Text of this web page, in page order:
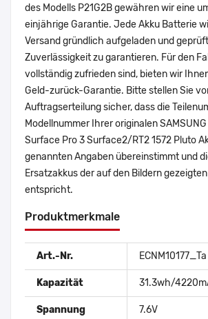
des Modells P21G2B gewähren wir eine
einjährige Garantie. Jede Akku Batterie
Versand gründlich aufgeladen und
Zuverlässigkeit zu garantieren. Für den
vollständig zufrieden sind, bieten wir
Geld-zurück-Garantie. Bitte stellen Sie
Auftragserteilung sicher, dass die
Modellnummer Ihrer originalen
Surface Pro 3 Surface2/RT2 1572 Pluto
genannten Angaben übereinstimmt und
Ersatzakkus der auf den Bildern
entspricht.
Produktmerkmale
Art.-Nr. ECNM10177_Ta
Kapazität 31.3wh/
Spannung 7.6V